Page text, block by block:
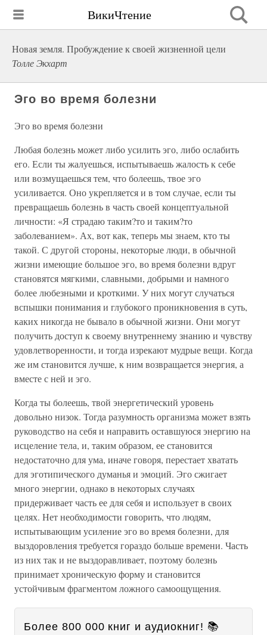
ВикиЧтение
Новая земля. Пробуждение к своей жизненной цели
Толле Экхарт
Эго во время болезни
Эго во время болезни
Любая болезнь может либо усилить эго, либо ослабить
его. Если ты жалуешься, испытываешь жалость к себе
или возмущаешься тем, что болеешь, твое эго
усиливается. Оно укрепляется и в том случае, если ты
превращаешь болезнь в часть своей концептуальной
личности: «Я страдаю таким?то и таким?то
заболеванием». Ах, вот как, теперь мы знаем, кто ты
такой. С другой стороны, некоторые люди, в обычной
жизни имеющие большое эго, во время болезни вдруг
становятся мягкими, славными, добрыми и намного
более любезными и кроткими. У них могут случаться
вспышки понимания и глубокого проникновения в суть,
каких никогда не бывало в обычной жизни. Они могут
получить доступ к своему внутреннему знанию и чувству
удовлетворенности, и тогда изрекают мудрые вещи. Когда
же им становится лучше, к ним возвращается энергия, а
вместе с ней и эго.
Когда ты болеешь, твой энергетический уровень
довольно низок. Тогда разумность организма может взять
руководство на себя и направить оставшуюся энергию на
исцеление тела, и, таким образом, ее становится
недостаточно для ума, иначе говоря, перестает хватать
для эготипического думанья и эмоций. Эго сжигает
много энергии, однако в некоторых случаях
придерживает часть ее для себя и использует в своих
целях. Нет необходимости говорить, что людям,
испытывающим усиление эго во время болезни, для
выздоровления требуется гораздо больше времени. Часть
из них так и не выздоравливает, поэтому болезнь
принимает хроническую форму и становится
устойчивым фрагментом ложного самоощущения.
Более 800 000 книг и аудиокниг! 📚